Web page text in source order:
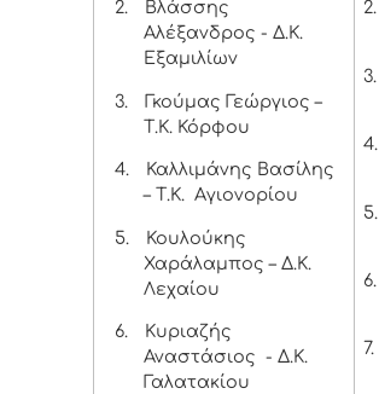
2.
Βλάσσης
Αλέξανδρος - Δ.Κ.
Εξαμιλίων
3.
Γκούμας Γεώργιος –
Τ.Κ. Κόρφου
4.
Καλλιμάνης Βασίλης
– Τ.Κ. Αγιονορίου
5.
Κουλούκης
Χαράλαμπος – Δ.Κ.
Λεχαίου
6.
Κυριαζής
Αναστάσιος - Δ.Κ.
Γαλατακίου
2.
3.
4.
5.
6.
7.